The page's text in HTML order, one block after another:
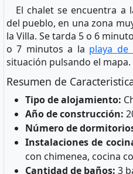
El chalet se encuentra a
del pueblo, en una zona
la Villa. Se tarda 5 o 6
o 7 minutos a la playa de
situación pulsando el mapa.
Resumen de
Tipo de alojamiento:
Año de construcción:
Número de
Instalaciones de
con chimenea, cocina
Cantidad de baños: 3